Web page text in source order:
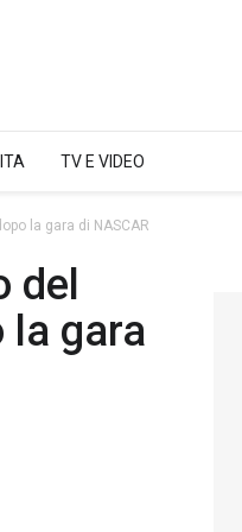
TV E VIDEO
la gara di NASCAR
del
la gara